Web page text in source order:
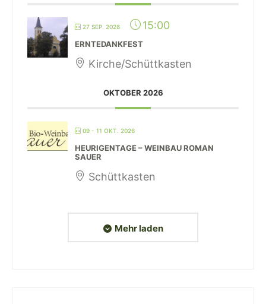
27 SEP. 2026 15:00
ERNTEDANKFEST
Kirche/Schüttkasten
OKTOBER 2026
09 - 11 OKT. 2026
HEURIGENTAGE – WEINBAU ROMAN
SAUER
Schüttkasten
Mehr laden